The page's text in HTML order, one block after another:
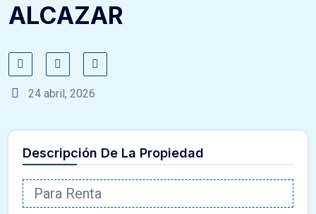
ALCAZAR
24 abril, 2026
Descripción De La Propiedad
Para Renta